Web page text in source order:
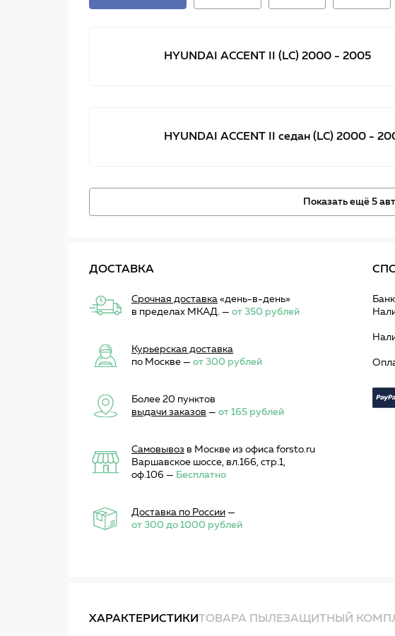
HYUNDAI ACCENT II (LC) 2000 - 2005
HYUNDAI ACCENT II седан (LC) 2000 -
Показать ещё 5
ДОСТАВКА
Срочная доставка «день-в-день»
в пределах МКАД. — от 350 рублей
Курьерская доставка
по Москве — от 300 рублей
Более 20 пунктов
выдачи заказов — от 165 рублей
Самовывоз в Москве из офиса forsto.ru
Варшавское шоссе, вл.166, стр.1,
оф.106 — Бесплатно
Доставка по России —
от 300 до 1000 рублей
ХАРАКТЕРИСТИКИТОВАРА ПЫЛЕЗАЩИТНЫЙ